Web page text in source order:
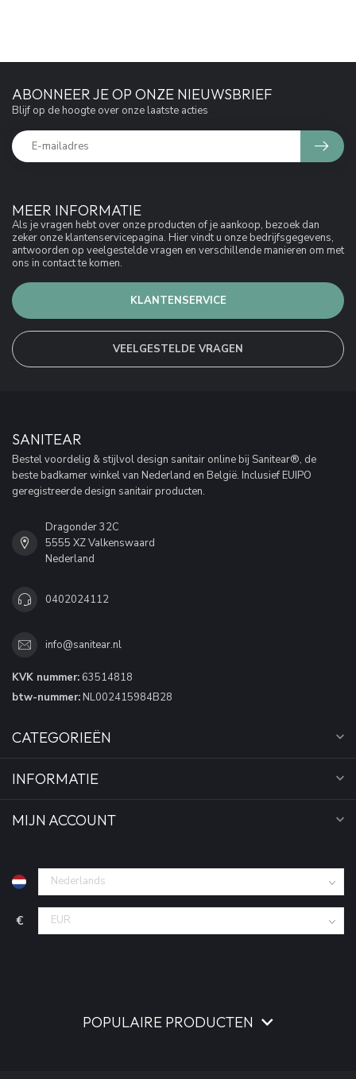
MEER INFORMATIE
Als je vragen hebt over onze producten of je aankoop, bezoek dan
zeker onze klantenservicepagina. Hier vindt u onze bedrijfsgegevens,
antwoorden op veelgestelde vragen en verschillende manieren om met
ons in contact te komen.
KLANTENSERVICE
VEELGESTELDE VRAGEN
ABONNEER JE OP ONZE NIEUWSBRIEF
Blijf op de hoogte over onze laatste acties
SANITEAR
Bestel voordelig & stijlvol design sanitair online bij Sanitear®, de
beste badkamer winkel van Nederland en België. Inclusief EUIPO
geregistreerde design sanitair producten.
Dragonder 32C
5555 XZ Valkenswaard
Nederland
0402024112
info@sanitear.nl
KVK nummer: 63514818
btw-nummer: NL002415984B28
CATEGORIEËN
INFORMATIE
MIJN ACCOUNT
€
POPULAIRE PRODUCTEN